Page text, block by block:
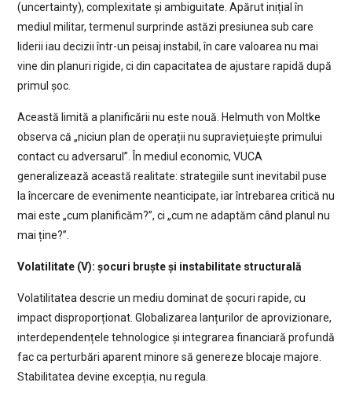
(uncertainty), complexitate și ambiguitate. Apărut inițial în
mediul militar, termenul surprinde astăzi presiunea sub care
liderii iau decizii într-un peisaj instabil, în care valoarea nu mai
vine din planuri rigide, ci din capacitatea de ajustare rapidă după
primul șoc.
Această limită a planificării nu este nouă. Helmuth von Moltke
observa că „niciun plan de operații nu supraviețuiește primului
contact cu adversarul”. În mediul economic, VUCA
generalizează această realitate: strategiile sunt inevitabil puse
la încercare de evenimente neanticipate, iar întrebarea critică nu
mai este „cum planificăm?”, ci „cum ne adaptăm când planul nu
mai ține?”.
Volatilitate (V): șocuri bruște și instabilitate structurală
Volatilitatea descrie un mediu dominat de șocuri rapide, cu
impact disproporționat. Globalizarea lanțurilor de aprovizionare,
interdependențele tehnologice și integrarea financiară profundă
fac ca perturbări aparent minore să genereze blocaje majore.
Stabilitatea devine excepția, nu regula.